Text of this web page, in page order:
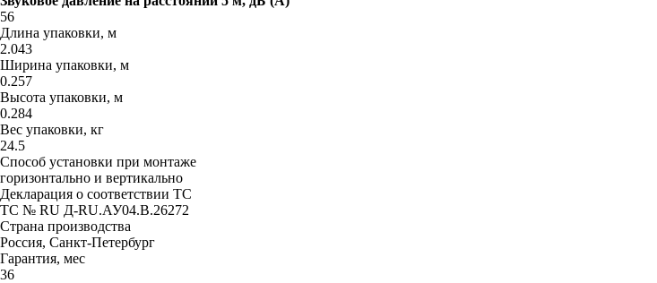
56
Длина упаковки, м
2.043
Ширина упаковки, м
0.257
Высота упаковки, м
0.284
Вес упаковки, кг
24.5
Способ установки при монтаже
горизонтально и вертикально
Декларация о соответствии ТС
ТС № RU Д-RU.АУ04.B.26272
Страна производства
Россия, Санкт-Петербург
Гарантия, мес
36